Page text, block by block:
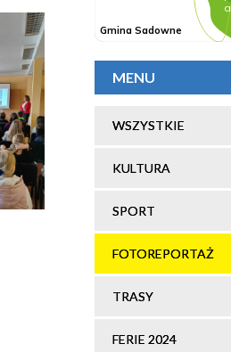
MENU
WSZYSTKIE
KULTURA
SPORT
FOTOREPORTAŻ
TRASY
FERIE 2024